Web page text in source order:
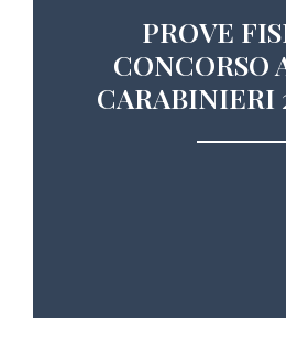
PROVE
CONCORSO
CARABINIERI